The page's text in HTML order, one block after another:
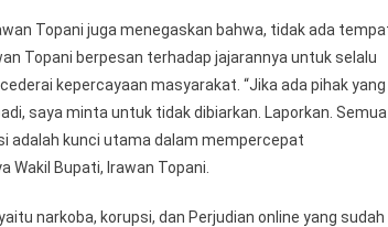
Topani juga menegaskan bahwa, tidak ada
Topani berpesan terhadap jajarannya untuk selalu
kepercayaan masyarakat. “Jika ada pihak yang
saya minta untuk tidak dibiarkan. Laporkan. Semua
adalah kunci utama dalam mempercepat
Bupati, Irawan Topani.
narkoba, korupsi, dan Perjudian online yang sudah